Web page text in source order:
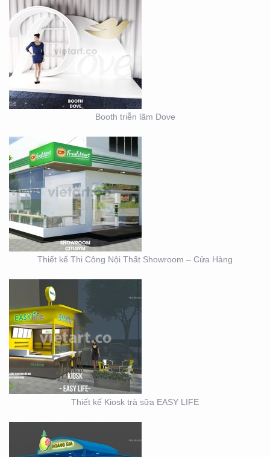
Booth triễn lãm Dove
THIẾT KẾ THI CÔNG
NỘI THẤT SHOWROOM
– CỬA HÀNG
Thiết kế Thi Công Nội Thất Showroom – Cửa Hàng
THIẾT KẾ KIOSK TRÀ
SỮA EASY LIFE
Thiết kế Kiosk trà sữa EASY LIFE
MẪU THIẾT KẾ KIOSK
HOANG GIA